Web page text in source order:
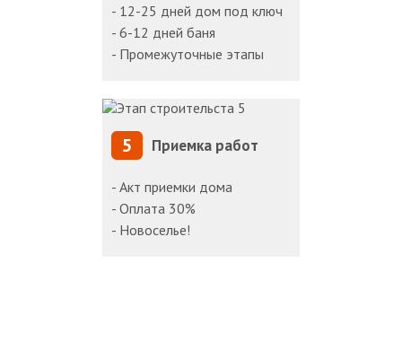
- 12-25 дней дом под ключ
- 6-12 дней баня
- Промежуточные этапы
5 Приемка работ
- Акт приемки дома
- Оплата 30%
- Новоселье!